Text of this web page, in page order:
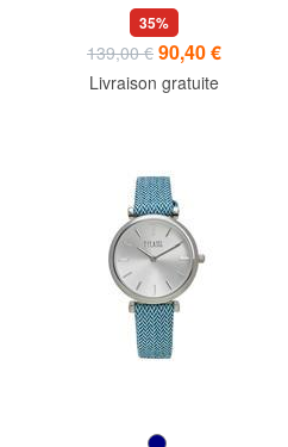
FORMENTERA Montre
uniquement l'heure
35%
139,00 € 90,40 €
Livraison gratuite